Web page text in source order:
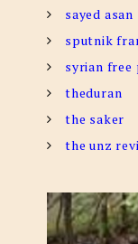
sayed asan
sputnik
syrian free
theduran
the saker
the unz